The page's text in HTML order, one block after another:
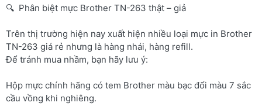
🔍 Phân biệt mực Brother TN-263 thật – giả
Trên thị trường hiện nay xuất hiện nhiều loại mực in Brother
TN-263 giá rẻ nhưng là hàng nhái, hàng refill.
Để tránh mua nhầm, bạn hãy lưu ý:
Hộp mực chính hãng có tem Brother màu bạc đổi màu 7 sắc
cầu vồng khi nghiêng.